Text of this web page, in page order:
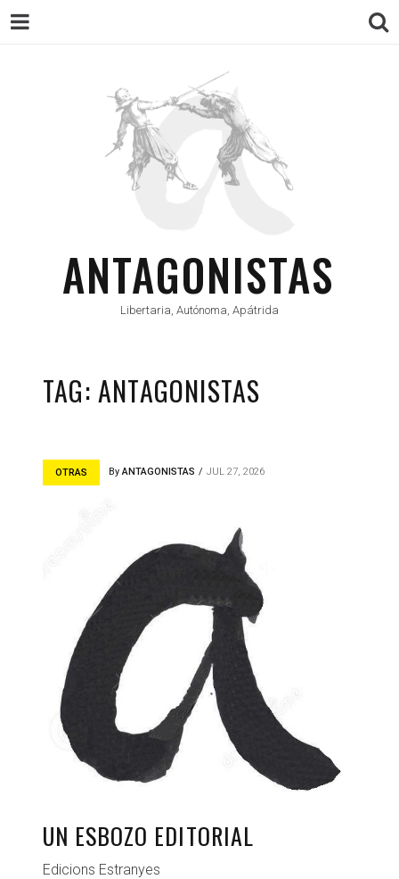
ANTAGONISTAS
Libertaria, Autónoma, Apátrida
TAG: ANTAGONISTAS
OTRAS ByANTAGONISTAS JUL 27, 2026
UN ESBOZO EDITORIAL
Edicions Estranyes